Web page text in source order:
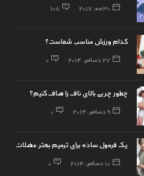
30 مه, 2017 108
کدام ورزش مناسب شماست؟
27 دسامبر, 2014 0
چطور چربی بالای ناف را صاف کنیم؟
9 دسامبر, 2014 0
یک فرمول ساده برای ترمیم بهتر عضلات
10 دسامبر, 2014 0